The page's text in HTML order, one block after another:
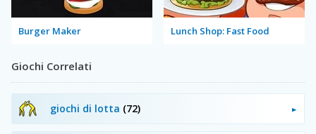
Burger Maker Lunch Shop: Fast Food
Giochi Correlati
giochi di lotta (72)